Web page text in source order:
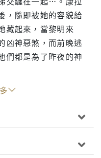
，隨即被她的容貌給
藏起來，當黎明來
凶神惡煞，而前晚逃
們都是為了昨夜的神